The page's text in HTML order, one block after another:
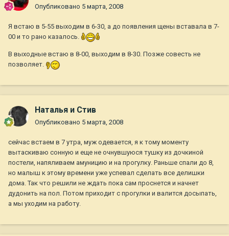
Опубликовано 5 марта, 2008
Я встаю в 5-55 выходим в 6-30, а до появления щены вставала в 7-
00 и то рано казалось.
В выходные встаю в 8-00, выходим в 8-30. Позже совесть не
позволяет.
Наталья и Стив
Опубликовано 5 марта, 2008
сейчас встаем в 7 утра, муж одевается, я к тому моменту
вытаскиваю сонную и еще не очнувшуюся тушку из дочкиной
постели, напяливаем амуницию и на прогулку. Раньше спали до 8,
но малыш к этому времени уже успевал сделать все делишки
дома. Так что решили не ждать пока сам проснется и начнет
дудонить на пол. Потом приходит с прогулки и валится досыпать,
а мы уходим на работу.